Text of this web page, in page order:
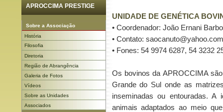
APROCCIMA PRESTIGE
Sobre a Associação
História
Filosofia
Diretoria
Região de Abrangência
Galeria de Fotos
Vídeos
Sobre as Unidades
Associados
UNIDADE DE GENÉTICA
• Coordenador: João Ernani
• Contato:
• Fones: 54 9974 6287, 54 3232
Os bovinos da APROCCIMA
Grande do Sul onde as
inseminadas ou entouradas. A
animais adaptados ao meio